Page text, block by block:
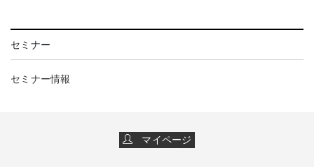
セミナー
セミナー情報
マイページ